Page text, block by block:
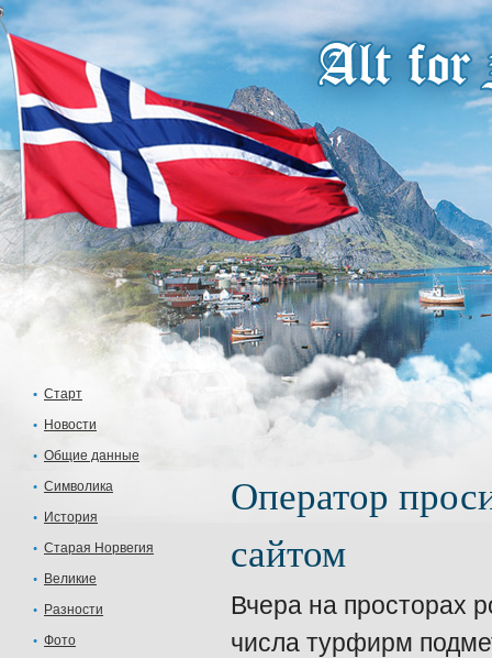
Старт
Новости
Общие данные
Символика
История
Старая Норвегия
Великие
Разности
Фото
Оператор
сайтом
Вчера на просторах
числа турфирм